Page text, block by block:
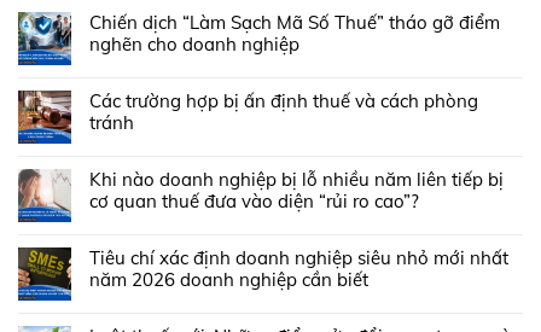
Chiến dịch “Làm Sạch Mã Số Thuế” tháo gỡ điểm
nghẽn cho doanh nghiệp
Các trường hợp bị ấn định thuế và cách phòng
tránh
Khi nào doanh nghiệp bị lỗ nhiều năm liên tiếp bị
cơ quan thuế đưa vào diện “rủi ro cao”?
Tiêu chí xác định doanh nghiệp siêu nhỏ mới nhất
năm 2026 doanh nghiệp cần biết